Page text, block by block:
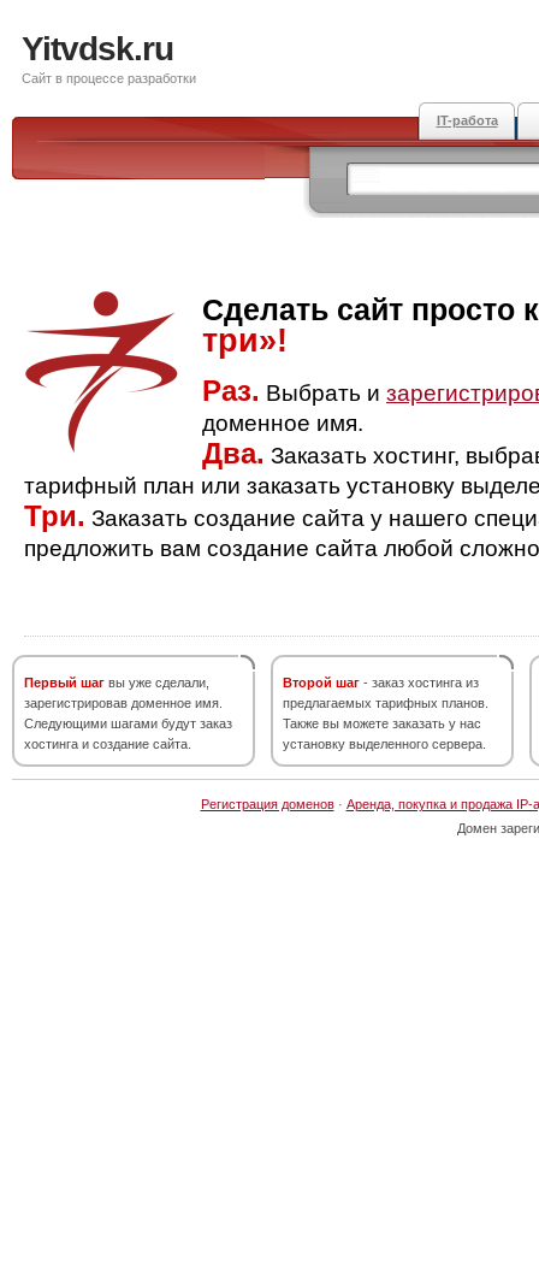
Yitvdsk.ru
Сайт в процессе разработки
IT-работа
Сделать сайт просто
три»!
Раз. Выбрать и
доменное имя.
Два. Заказать хостинг,
тарифный план или заказать установку
Три. Заказать создание сайта у нашего
предложить вам создание сайта любой
Первый шаг вы уже сделали,
зарегистрировав доменное имя.
Следующими шагами будут заказ
хостинга и создание сайта.
Второй шаг - заказ хостинга из
предлагаемых тарифных планов.
Также вы можете заказать у нас
установку выделенного сервера.
Регистрация доменов· Аренда, покупка и продажа IP-
Домен